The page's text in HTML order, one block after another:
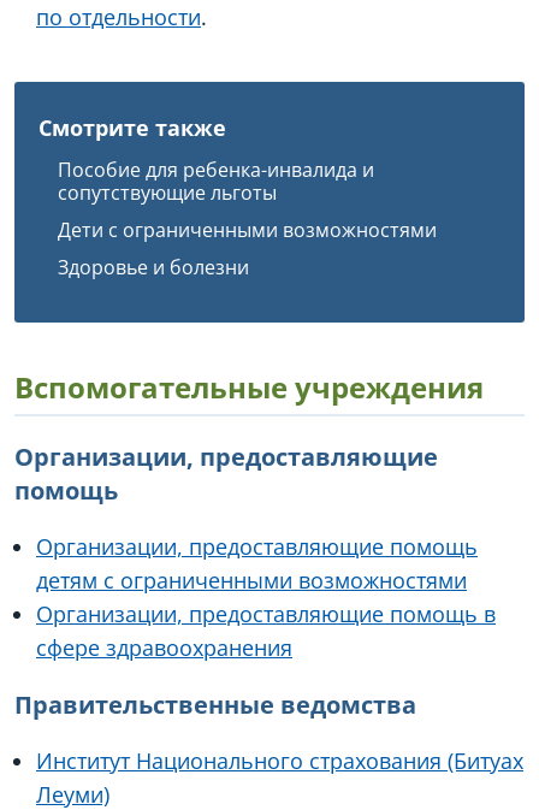
по отдельности.
Смотрите также
Пособие для ребенка-инвалида и
сопутствующие льготы
Дети с ограниченными возможностями
Здоровье и болезни
Вспомогательные учреждения
Организации, предоставляющие
помощь
Организации, предоставляющие помощь
детям с ограниченными возможностями
Организации, предоставляющие помощь в
сфере здравоохранения
Правительственные ведомства
Институт Национального страхования (Битуах
Леуми)